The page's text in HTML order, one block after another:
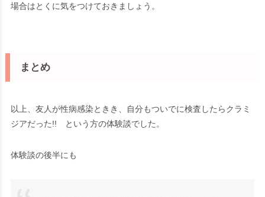
場合はとくに気をつけておきましょう。
まとめ
以上、友人が性病感染ときき、自分もついでに検査したらクラミ
ジアだった!! という方の体験談でした。
体験談の後半にも